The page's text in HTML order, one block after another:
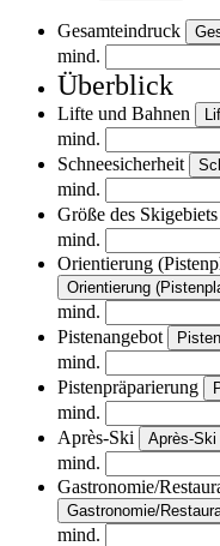
Gesamteindruck
mind.
Überblick
Lifte und Bahnen
mind.
Schneesicherheit
mind.
Größe des Skigebiets
mind.
Orientierung
Orientierung
mind.
Pistenangebot
mind.
Pistenpräparierung
mind.
Après-Ski
Après-Ski
mind.
Gastronomie/
Gastronomie/
mind.